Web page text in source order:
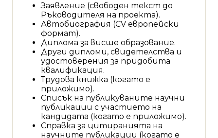
Заявление (свободен текст до
Ръководителя на проекта).
Автобиография (CV европейски
формат).
Диплома за висше образование.
Други дипломи, свидетелства и
удостоверения за придобита
квалификация.
Трудова книжка (когато е
приложимо).
Списък на публикуваните научни
публикации с участието на
кандидата (когато е приложимо).
Справка за цитиранията на
научните публикации (когато е